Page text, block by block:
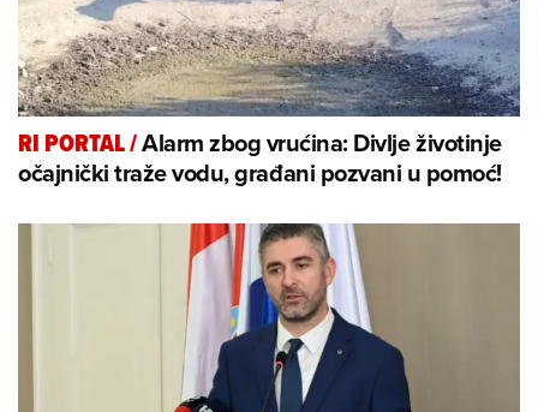
RI PORTAL/Alarm zbog vrućina: Divlje životinje
očajnički traže vodu, građani pozvani u pomoć!